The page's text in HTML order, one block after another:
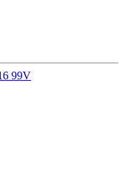
99V